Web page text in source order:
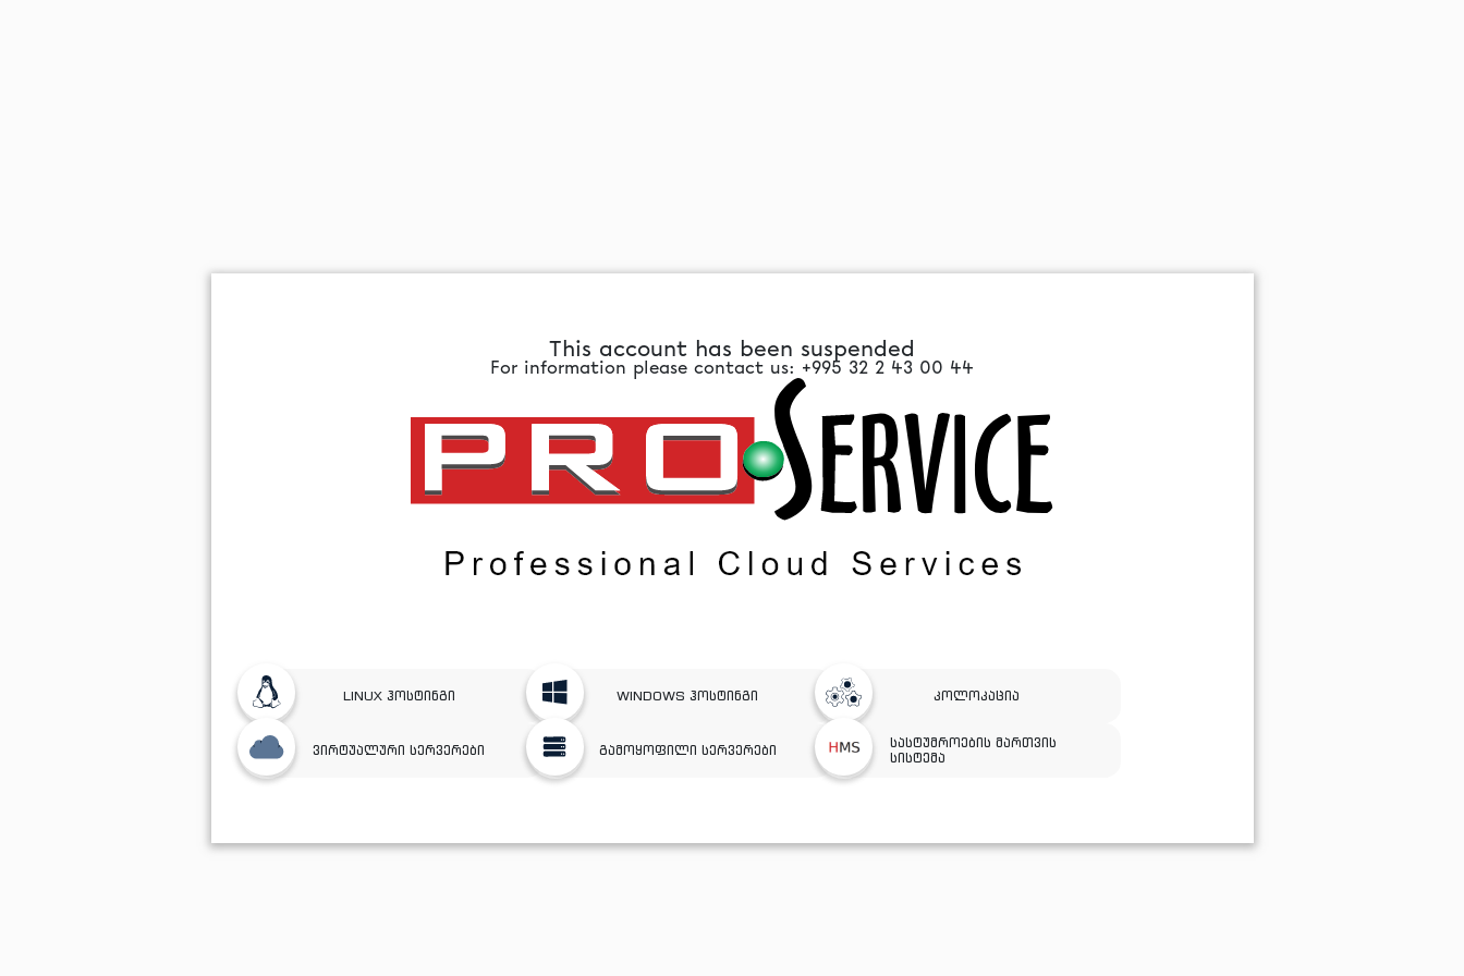
This account has been suspended
For information please contact us: +995 32 2 43 00 44
LINUX ჰოსტინგი WINDOWS ჰოსტინგი კოლოკაცია
ვირტუალური სერვერები გამოყოფილი სერვერები
სასტუმროების მართვის
სისტემა